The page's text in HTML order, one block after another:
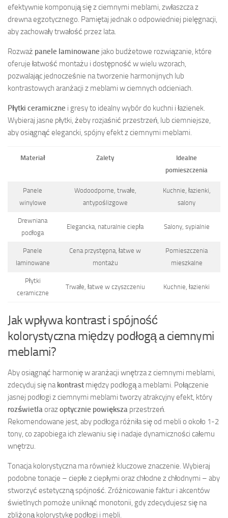
efektywnie komponują się z ciemnymi meblami, zwłaszcza z
drewna egzotycznego. Pamiętaj jednak o odpowiedniej pielęgnacji,
aby zachowały trwałość przez lata.
Rozważ panele laminowane jako budżetowe rozwiązanie, które
oferuje łatwość montażu i dostępność w wielu wzorach,
pozwalając jednocześnie na tworzenie harmonijnych lub
kontrastowych aranżacji z meblami w ciemnych odcieniach.
Płytki ceramiczne i gresy to idealny wybór do kuchni i łazienek.
Wybieraj jasne płytki, żeby rozjaśnić przestrzeń, lub ciemniejsze,
aby osiągnąć elegancki, spójny efekt z ciemnymi meblami.
Materiał Zalety
Idealne
pomieszczenia
Panele
winylowe
Wodoodporne, trwałe,
antypoślizgowe
Kuchnie, łazienki,
salony
Drewniana
podłoga
Elegancka, naturalnie ciepła Salony, sypialnie
Panele
laminowane
Cena przystępna, łatwe w
montażu
Pomieszczenia
mieszkalne
Płytki
ceramiczne
Trwałe, łatwe w czyszczeniu Kuchnie, łazienki
Jak wpływa kontrast i spójność
kolorystyczna między podłogą a ciemnymi
meblami?
Aby osiągnąć harmonię w aranżacji wnętrza z ciemnymi meblami,
zdecyduj się nakontrast między podłogą a meblami. Połączenie
jasnej podłogi z ciemnymi meblami tworzy atrakcyjny efekt, który
rozświetlaorazoptycznie powiększa przestrzeń.
Rekomendowane jest, aby podłoga różniła się od mebli o około 1-2
tony, co zapobiega ich zlewaniu się i nadaje dynamiczności całemu
wnętrzu.
Tonacja kolorystyczna ma również kluczowe znaczenie. Wybieraj
podobne tonacje – ciepłe z ciepłymi oraz chłodne z chłodnymi – aby
stworzyć estetyczną spójność. Zróżnicowanie faktur i akcentów
świetlnych pomoże uniknąć monotonii, gdy zdecydujesz się na
zbliżoną kolorystykę podłogi i mebli.